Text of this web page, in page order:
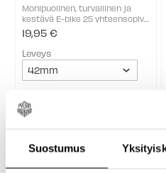
Suostumus
Monipuolinen, turvallinen ja
kestävä E-bike 25 yhteensopiva
rengas. RIDE Tour tarjoaa
kaiken, mitä jokapäiväinen
käyttö vaatii. Sen kuviointi
toimii kaikilla alustoilla,
yhtenäinen keskikuvio ...
19,95 €
Leveys